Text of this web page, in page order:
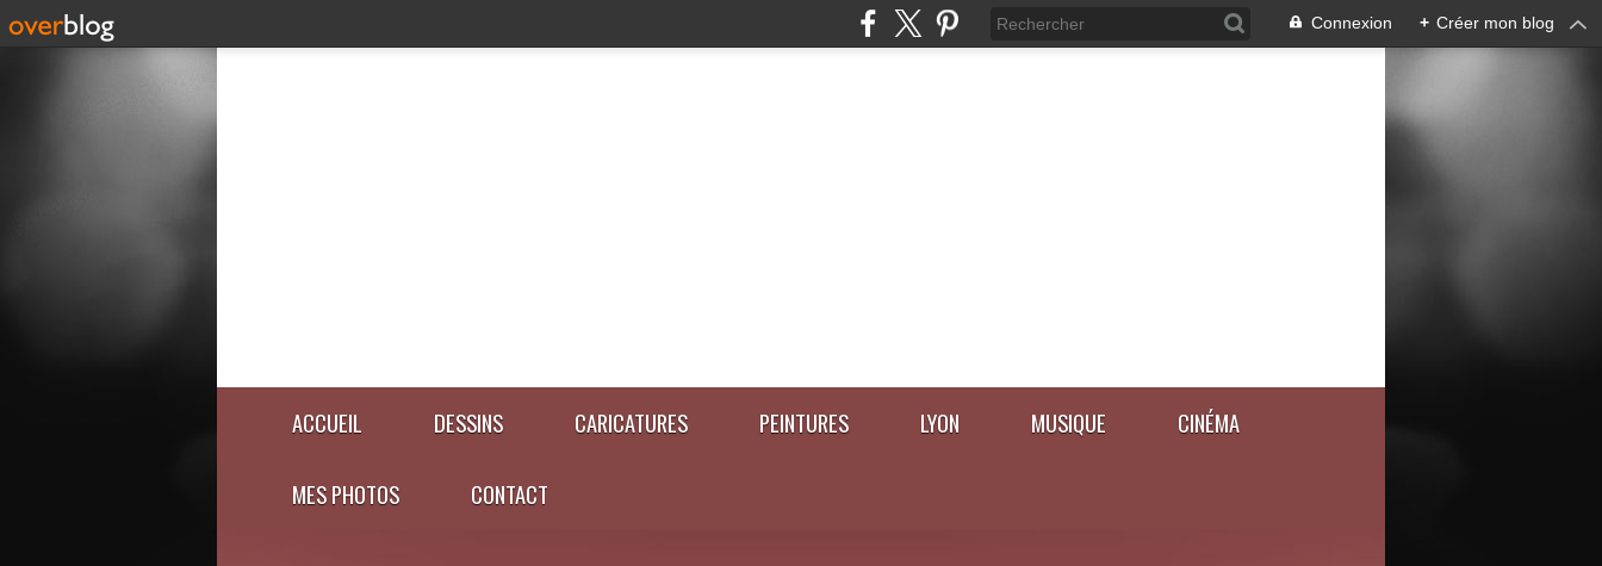
Connexion + Créer mon blog
ACCUEIL DESSINS CARICATURES PEINTURES LYON MUSIQUE CINÉMA
MES PHOTOS CONTACT